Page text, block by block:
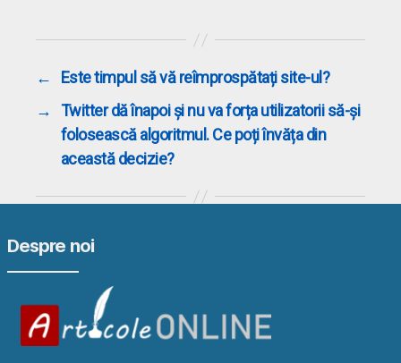
←
Este timpul să vă reîmprospătați site-ul?
→
Twitter dă înapoi și nu va forța utilizatorii să-și
folosească algoritmul. Ce poți învăța din
această decizie?
Despre noi